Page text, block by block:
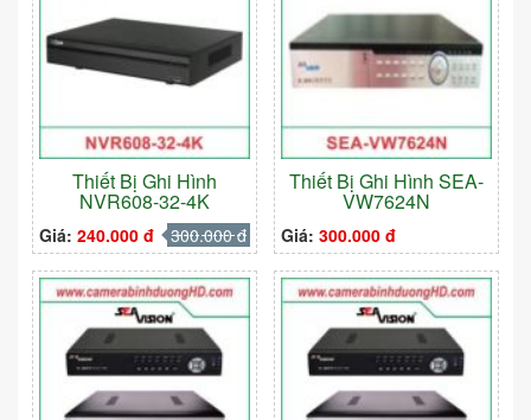
Thiết Bị Ghi Hình
NVR608-32-4K
Giá: 240.000 đ 300.000 đ
Thiết Bị Ghi Hình SEA-
VW7624N
Giá: 300.000 đ